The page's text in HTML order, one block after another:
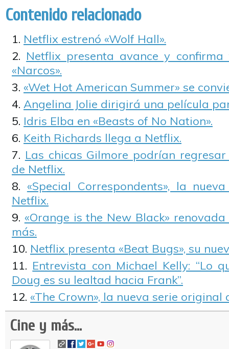
Contenido relacionado
Netflix estrenó «Wolf Hall».
Netflix presenta avance y
«Narcos».
«Wet Hot American Summer» se
Angelina Jolie dirigirá una película
Idris Elba en «Beasts of No Nation».
Keith Richards llega a Netflix.
Las chicas Gilmore podrían
de Netflix.
«Special Correspondents», la
Netflix.
«Orange is the New Black»
más.
Netflix presenta «Beat Bugs», su
Entrevista con Michael Kelly: “Lo
Doug es su lealtad hacia Frank”.
«The Crown», la nueva serie original
Cine y más...